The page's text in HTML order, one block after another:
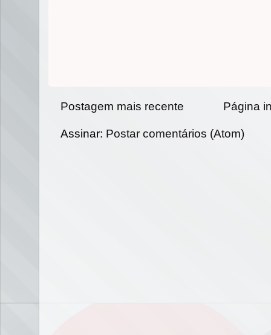
Postagem mais recente Página
Assinar: Postar comentários (Atom)